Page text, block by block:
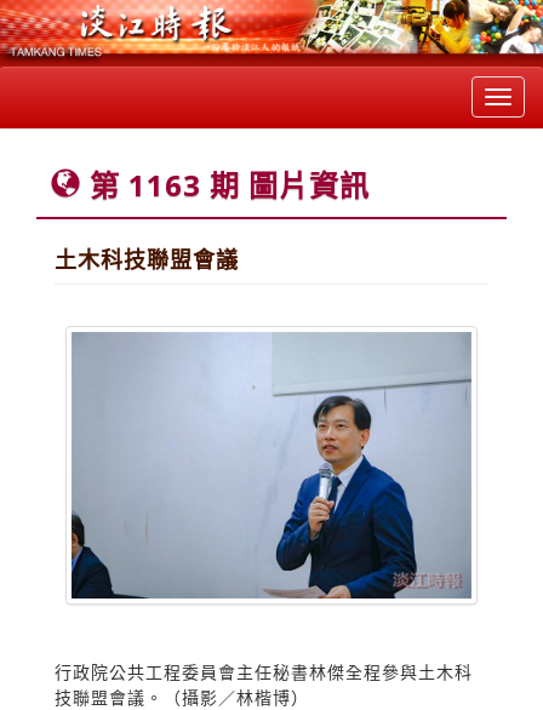
第 1163 期 圖片資訊
土木科技聯盟會議
行政院公共工程委員會主任秘書林傑全程參與土木科
技聯盟會議。（攝影／林楷博）